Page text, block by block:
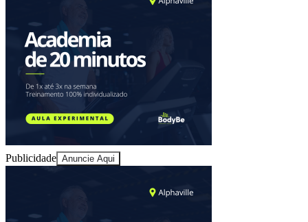
Publicidade Anuncie Aqui